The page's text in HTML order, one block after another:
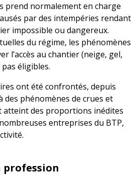
prend normalement en charge
par des intempéries rendant
impossible ou dangereux.
du régime, les phénomènes
l’accès au chantier (neige, gel,
éligibles.
ont été confrontés, depuis
des phénomènes de crues et
atteint des proportions inédites
entreprises du BTP,
profession